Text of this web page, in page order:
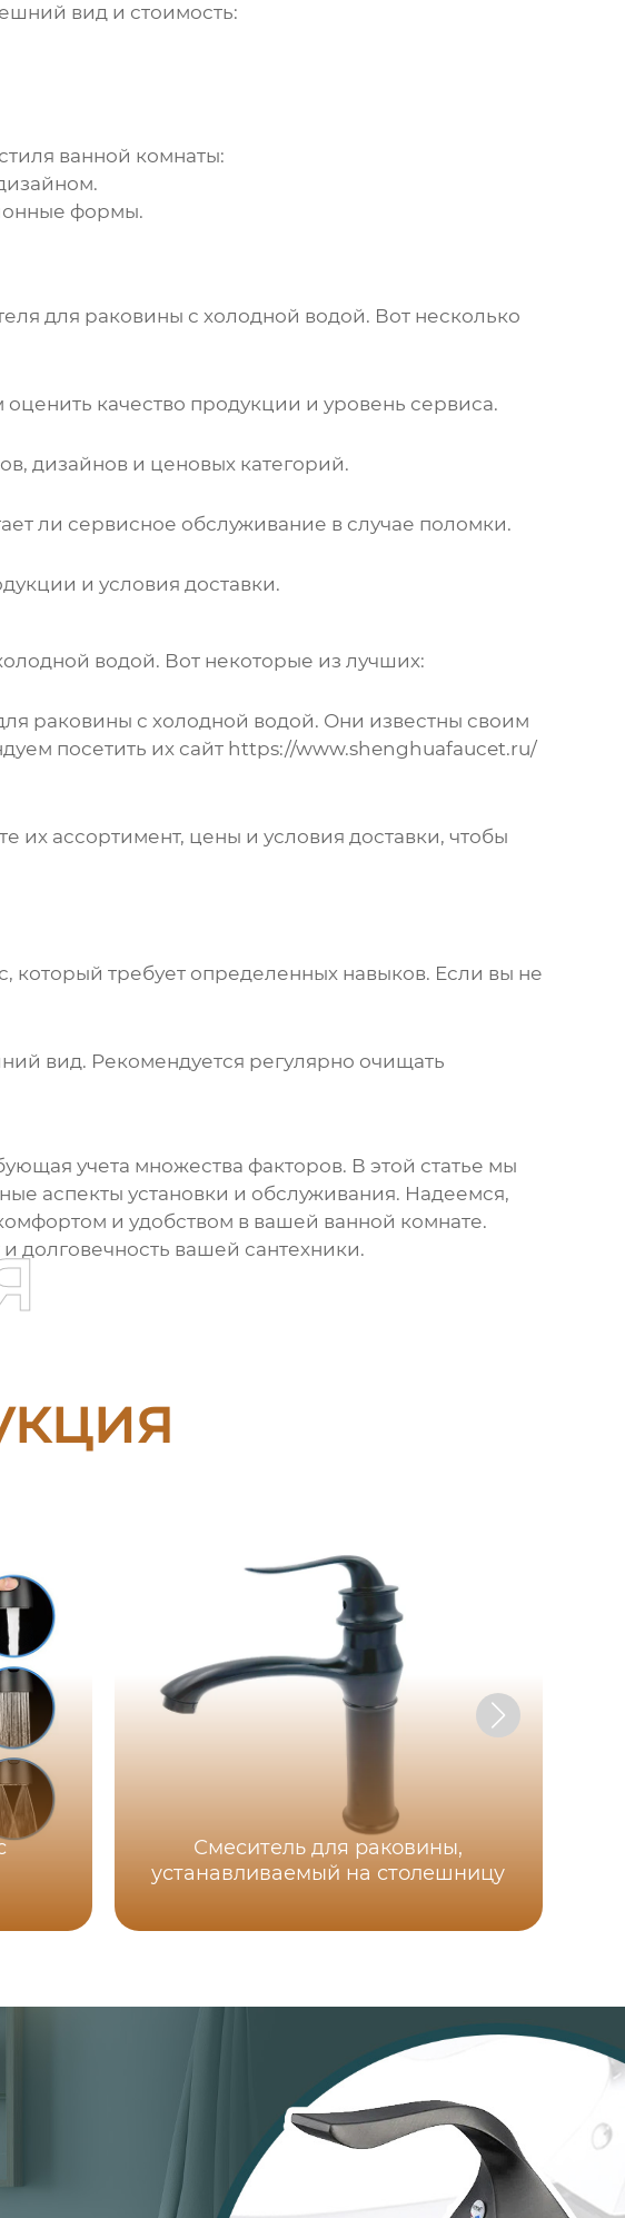
вид и стоимость:
ванной комнаты:
формы.
для раковины с холодной водой. Вот несколько
качество продукции и уровень сервиса.
дизайнов и ценовых категорий.
ли сервисное обслуживание в случае поломки.
и условия доставки.
водой. Вот некоторые из лучших:
раковины с холодной водой. Они известны своим
посетить их сайт https://www.shenghuafaucet.ru/
их ассортимент, цены и условия доставки, чтобы
который требует определенных навыков. Если вы не
вид. Рекомендуется регулярно очищать
учета множества факторов. В этой статье мы
аспекты установки и обслуживания. Надеемся,
и удобством в вашей ванной комнате.
долговечность вашей сантехники.
Смеситель для раковины,
устанавливаемый на столешницу